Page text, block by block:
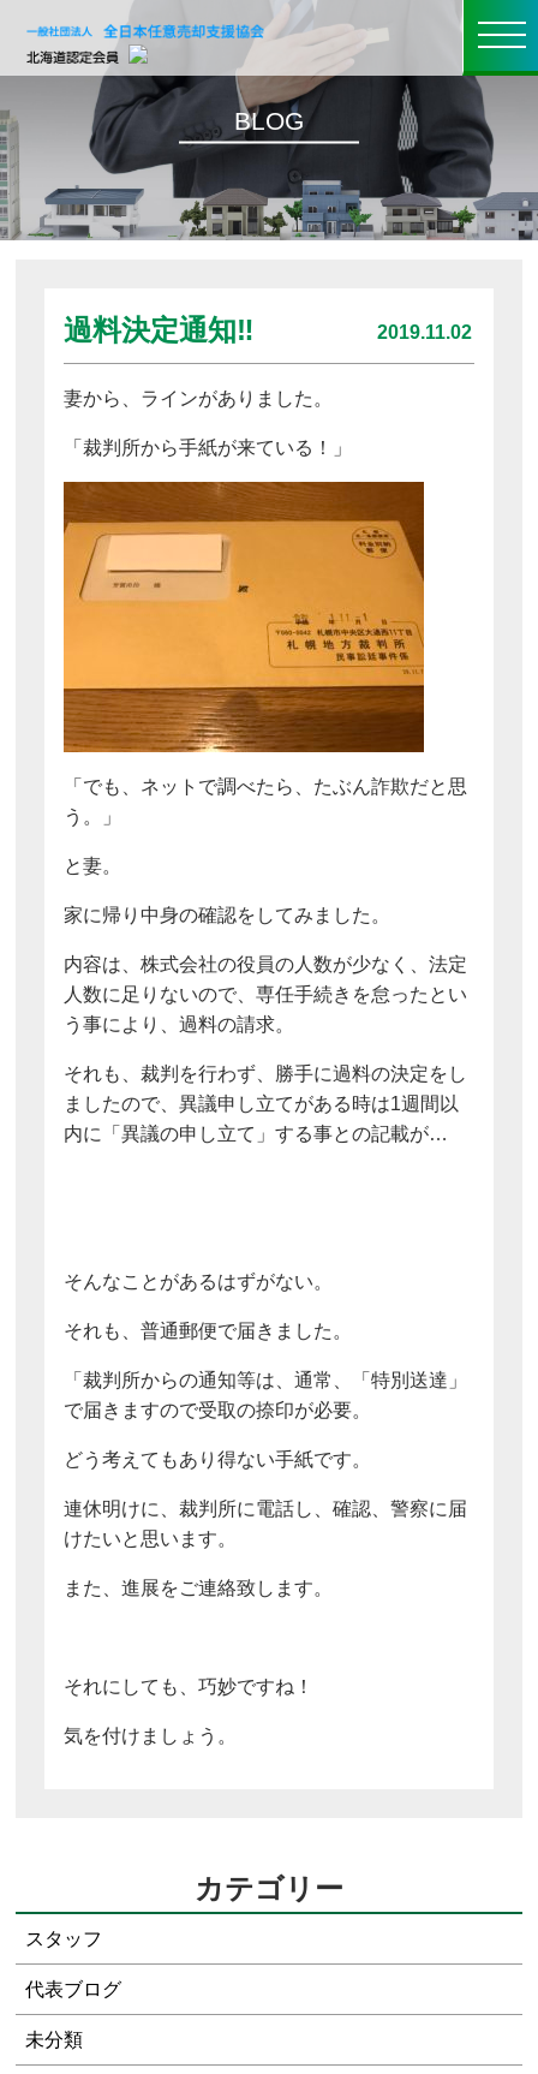
toggle
BLOG
過料決定通知‼ 2019.11.02
妻から、ラインがありました。
「裁判所から手紙が来ている！」
「でも、ネットで調べたら、たぶん詐欺だと思
う。」
と妻。
家に帰り中身の確認をしてみました。
内容は、株式会社の役員の人数が少なく、法定
人数に足りないので、専任手続きを怠ったとい
う事により、過料の請求。
それも、裁判を行わず、勝手に過料の決定をし
ましたので、異議申し立てがある時は1週間以
内に「異議の申し立て」する事との記載が…
そんなことがあるはずがない。
それも、普通郵便で届きました。
「裁判所からの通知等は、通常、「特別送達」
で届きますので受取の捺印が必要。
どう考えてもあり得ない手紙です。
連休明けに、裁判所に電話し、確認、警察に届
けたいと思います。
また、進展をご連絡致します。
それにしても、巧妙ですね！
気を付けましょう。
カテゴリー
スタッフ
代表ブログ
未分類